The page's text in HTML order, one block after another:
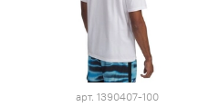
арт. 1390407-100